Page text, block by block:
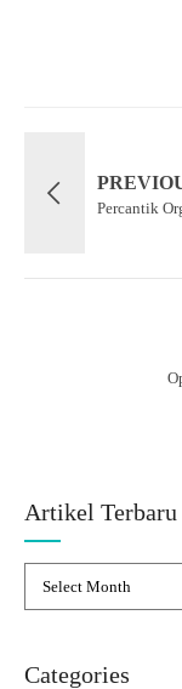
Percantik
Artikel Terbaru
Categories